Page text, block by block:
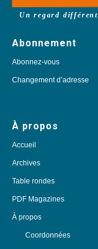
Un regard différent
Abonnement
Abonnez-vous
Changement d’adresse
À propos
Accueil
Archives
Table rondes
PDF Magazines
À propos
Coordonnées